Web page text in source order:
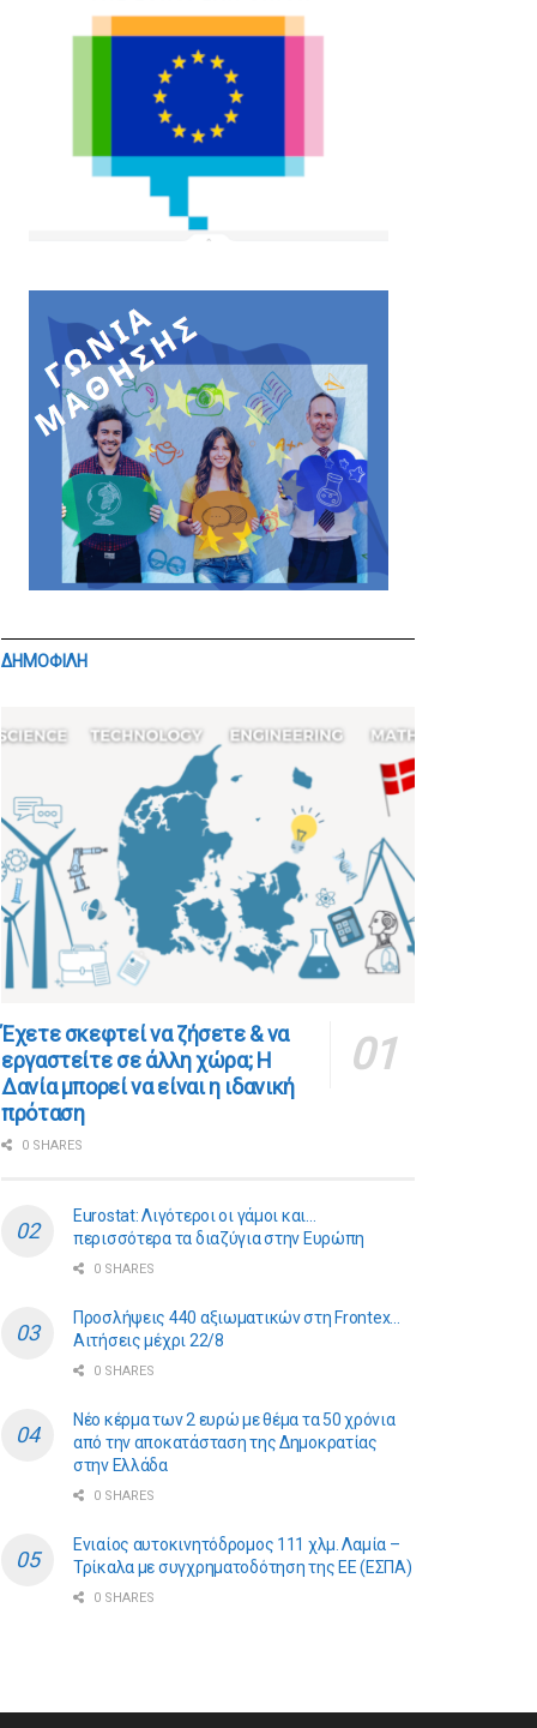
ΔΗΜΟΦΙΛΗ
​​Έχετε σκεφτεί να ζήσετε & να
εργαστείτε σε άλλη χώρα; Η
Δανία μπορεί να είναι η ιδανική
πρόταση
0 SHARES
Eurostat: Λιγότεροι οι γάμοι και…
περισσότερα τα διαζύγια στην Ευρώπη
0 SHARES
Προσλήψεις 440 αξιωματικών στη Frontex…
Αιτήσεις μέχρι 22/8
0 SHARES
Νέο κέρμα των 2 ευρώ με θέμα τα 50 χρόνια
από την αποκατάσταση της Δημοκρατίας
στην Ελλάδα
0 SHARES
Ενιαίος αυτοκινητόδρομος 111 χλμ. Λαμία –
Τρίκαλα με συγχρηματοδότηση της ΕE (ΕΣΠΑ)
0 SHARES